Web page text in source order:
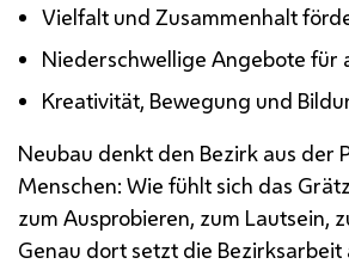
Vielfalt und Zusammenhalt
Niederschwellige Angebote für
Kreativität, Bewegung und
Neubau denkt den Bezirk aus der
Menschen: Wie fühlt sich das
zum Ausprobieren, zum Lautsein,
Genau dort setzt die Bezirksarbeit